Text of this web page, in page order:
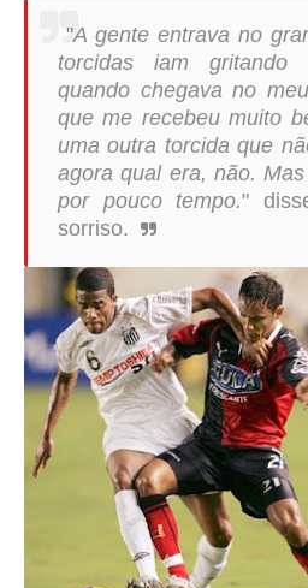
"A gente entrava no
torcidas iam
quando chegava no
que me recebeu muito
uma outra torcida que
agora qual era, não.
por pouco tempo."
sorriso.